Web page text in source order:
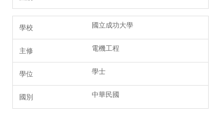
國立成功大學
電機工程
學士
中華民國